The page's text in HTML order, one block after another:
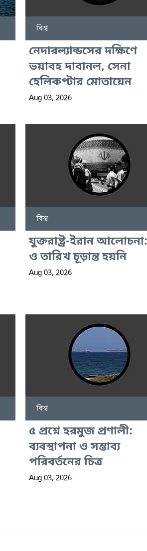
বিশ্ব
নেদারল্যান্ডসের দক্ষিণে
ভয়াবহ দাবানল, সেনা
হেলিকপ্টার মোতায়েন
Aug 03, 2026
বিশ্ব
যুক্তরাষ্ট্র-ইরান আলোচনা:
ও তারিখ চূড়ান্ত হয়নি
Aug 03, 2026
বিশ্ব
৫ প্রশ্নে হরমুজ প্রণালী:
ব্যবস্থাপনা ও সম্ভাব্য
পরিবর্তনের চিত্র
Aug 03, 2026